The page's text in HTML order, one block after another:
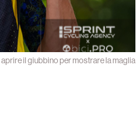
il giubbino per mostrare la maglia